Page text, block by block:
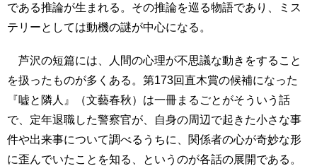
である推論が生まれる。その推論を巡る物語であり、ミス
テリーとしては動機の謎が中心になる。
芦沢の短篇には、人間の心理が不思議な動きをすること
を扱ったものが多くある。第173回直木賞の候補になった
『嘘と隣人』（文藝春秋）は一冊まるごとがそういう話
で、定年退職した警察官が、自身の周辺で起きた小さな事
件や出来事について調べるうちに、関係者の心が奇妙な形
に歪んでいたことを知る、というのが各話の展開である。